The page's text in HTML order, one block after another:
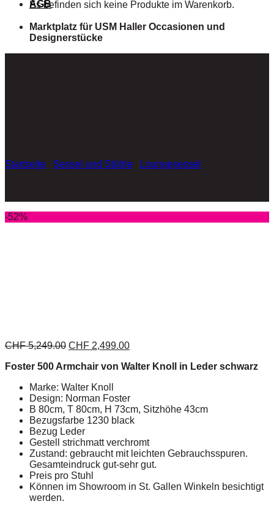
Es befinden sich keine Produkte im Warenkorb.
AGB
Marktplatz für USM Haller Occasionen und
Designerstücke
Startseite Sessel und Stühle Loungesessel
-52%
CHF5,249.00 CHF 2,499.00
Foster 500 Armchair von Walter Knoll in Leder schwarz
Marke: Walter Knoll
Design: Norman Foster
B 80cm, T 80cm, H 73cm, Sitzhöhe 43cm
Bezugsfarbe 1230 black
Bezug Leder
Gestell strichmatt verchromt
Zustand: gebraucht mit leichten Gebrauchsspuren.
Gesamteindruck gut-sehr gut.
Preis pro Stuhl
Können im Showroom in St. Gallen Winkeln besichtigt
werden.